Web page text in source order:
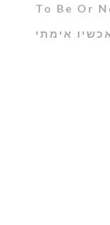
To Be Or
אימתי